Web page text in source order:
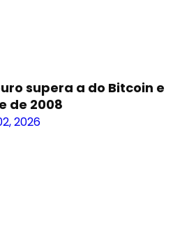
supera a do Bitcoin e
de 2008
2026